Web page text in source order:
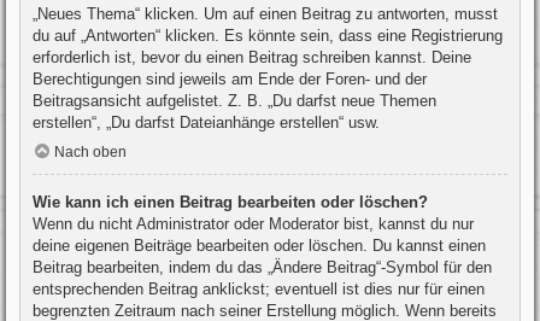
„Neues Thema“ klicken. Um auf einen Beitrag zu antworten, musst
du auf „Antworten“ klicken. Es könnte sein, dass eine Registrierung
erforderlich ist, bevor du einen Beitrag schreiben kannst. Deine
Berechtigungen sind jeweils am Ende der Foren- und der
Beitragsansicht aufgelistet. Z. B. „Du darfst neue Themen
erstellen“, „Du darfst Dateianhänge erstellen“ usw.
Nach oben
Wie kann ich einen Beitrag bearbeiten oder löschen?
Wenn du nicht Administrator oder Moderator bist, kannst du nur
deine eigenen Beiträge bearbeiten oder löschen. Du kannst einen
Beitrag bearbeiten, indem du das „Ändere Beitrag“-Symbol für den
entsprechenden Beitrag anklickst; eventuell ist dies nur für einen
begrenzten Zeitraum nach seiner Erstellung möglich. Wenn bereits